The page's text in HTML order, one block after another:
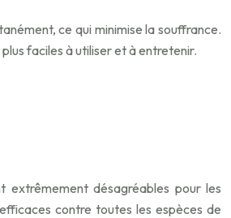
ce qui minimise la souffrance.
faciles à utiliser et à entretenir.
extrêmement désagréables pour les
contre toutes les espèces de